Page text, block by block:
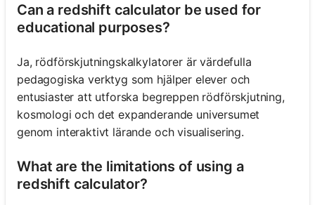
Can a redshift calculator be used for
educational purposes?
Ja, rödförskjutningskalkylatorer är värdefulla
pedagogiska verktyg som hjälper elever och
entusiaster att utforska begreppen rödförskjutning,
kosmologi och det expanderande universumet
genom interaktivt lärande och visualisering.
What are the limitations of using a
redshift calculator?